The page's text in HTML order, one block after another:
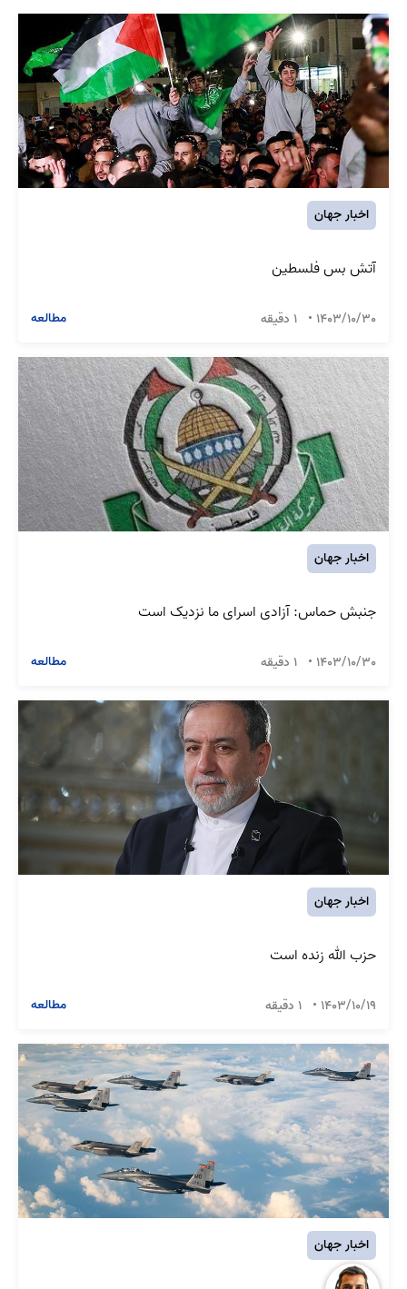
اخبار جهان
آتش بس فلسطین
1403/10/30
• مطالعه
اخبار جهان
جنبش حماس: آزادی اسرای ما نزدیک است
1403/10/30
• مطالعه
اخبار جهان
حزب الله زنده است
1403/10/19
• مطالعه
اخبار جهان